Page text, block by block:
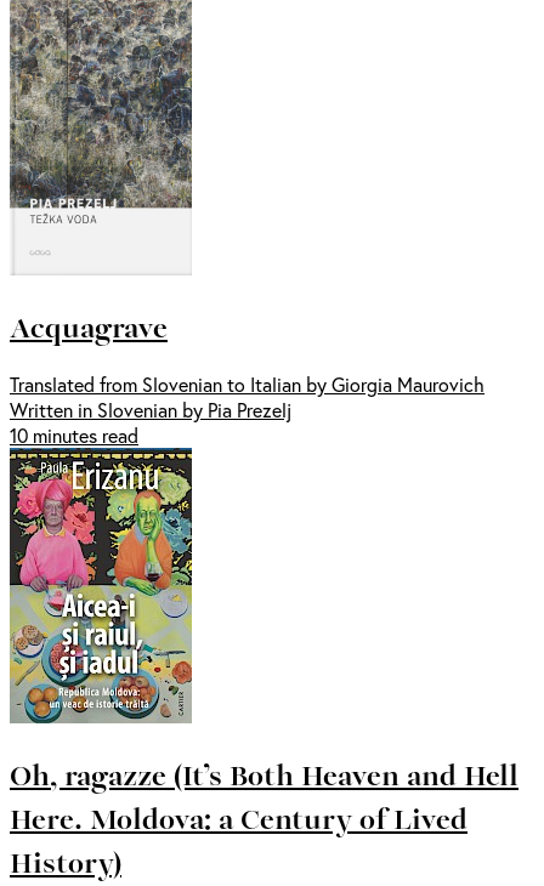
Acquagrave
Translated from Slovenian to Italian by Giorgia Maurovich
Written in Slovenian by Pia Prezelj
10 minutes read
Oh, ragazze (It’s Both Heaven and Hell
Here. Moldova: a Century of Lived
History)